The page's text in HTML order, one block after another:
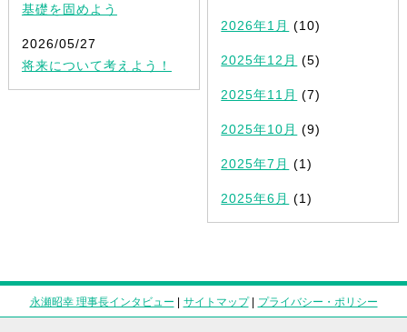
基礎を固めよう
2026/05/27
将来について考えよう！
2026年1月 (10)
2025年12月 (5)
2025年11月 (7)
2025年10月 (9)
2025年7月 (1)
2025年6月 (1)
永瀬昭幸 理事長インタビュー | サイトマップ| プライバシー・ポリシー